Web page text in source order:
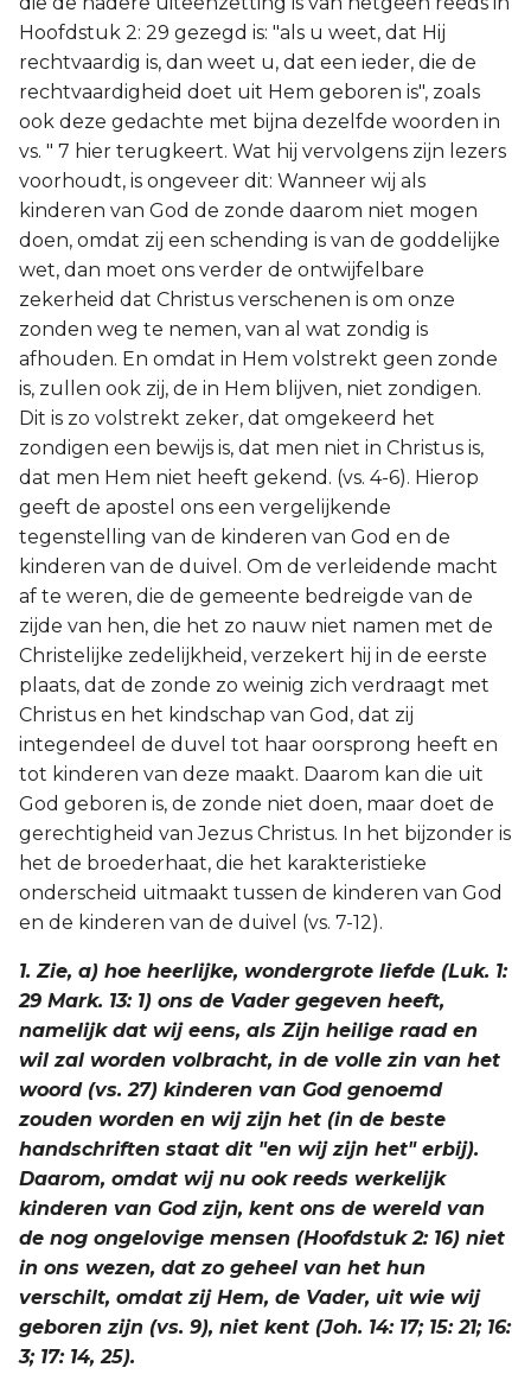
Hoofdstuk 2: 29 gezegd is: "als u weet, dat Hij
rechtvaardig is, dan weet u, dat een ieder, die de
rechtvaardigheid doet uit Hem geboren is", zoals
ook deze gedachte met bijna dezelfde woorden in
vs. " 7 hier terugkeert. Wat hij vervolgens zijn lezers
voorhoudt, is ongeveer dit: Wanneer wij als
kinderen van God de zonde daarom niet mogen
doen, omdat zij een schending is van de goddelijke
wet, dan moet ons verder de ontwijfelbare
zekerheid dat Christus verschenen is om onze
zonden weg te nemen, van al wat zondig is
afhouden. En omdat in Hem volstrekt geen zonde
is, zullen ook zij, de in Hem blijven, niet zondigen.
Dit is zo volstrekt zeker, dat omgekeerd het
zondigen een bewijs is, dat men niet in Christus is,
dat men Hem niet heeft gekend. (vs. 4-6). Hierop
geeft de apostel ons een vergelijkende
tegenstelling van de kinderen van God en de
kinderen van de duivel. Om de verleidende macht
af te weren, die de gemeente bedreigde van de
zijde van hen, die het zo nauw niet namen met de
Christelijke zedelijkheid, verzekert hij in de eerste
plaats, dat de zonde zo weinig zich verdraagt met
Christus en het kindschap van God, dat zij
integendeel de duvel tot haar oorsprong heeft en
tot kinderen van deze maakt. Daarom kan die uit
God geboren is, de zonde niet doen, maar doet de
gerechtigheid van Jezus Christus. In het bijzonder is
het de broederhaat, die het karakteristieke
onderscheid uitmaakt tussen de kinderen van God
en de kinderen van de duivel (vs. 7-12).
1. Zie, a) hoe heerlijke, wondergrote liefde (Luk. 1:
29 Mark. 13: 1) ons de Vader gegeven heeft,
namelijk dat wij eens, als Zijn heilige raad en
wil zal worden volbracht, in de volle zin van het
woord (vs. 27) kinderen van God genoemd
zouden worden en wij zijn het (in de beste
handschriften staat dit "en wij zijn het" erbij).
Daarom, omdat wij nu ook reeds werkelijk
kinderen van God zijn, kent ons de wereld van
de nog ongelovige mensen (Hoofdstuk 2: 16) niet
in ons wezen, dat zo geheel van het hun
verschilt, omdat zij Hem, de Vader, uit wie wij
geboren zijn (vs. 9), niet kent (Joh. 14: 17; 15: 21; 16:
3; 17: 14, 25).